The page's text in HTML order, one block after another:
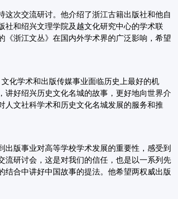
次交流研讨。他介绍了浙江古籍出版社和他自
社和绍兴文理学院及越文化研究中心的学术联
浙江文丛》在国内外学术界的广泛影响，希望
化学术和出版传媒事业面临历史上最好的机
好绍兴历史文化名城的故事，更好地向世界介
文社科学术和历史文化名城发展的服务和推
版事业对高等学校学术发展的重要性，感受到
流研讨会，这是对我们的信任，也是以一系列先
合中讲好中国故事的提法。他希望两权威出版